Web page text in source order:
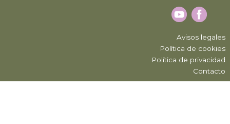
Avisos legales
Política de cookies
Política de privacidad
Contacto